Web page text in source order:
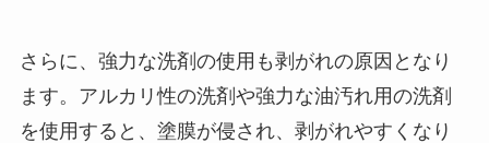
さらに、強力な洗剤の使用も剥がれの原因となり
ます。アルカリ性の洗剤や強力な油汚れ用の洗剤
を使用すると、塗膜が侵され、剥がれやすくなり